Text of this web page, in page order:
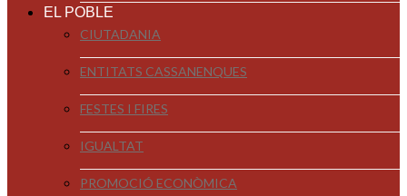
EL POBLE
CIUTADANIA
ENTITATS CASSANENQUES
FESTES I FIRES
IGUALTAT
PROMOCIÓ ECONÒMICA